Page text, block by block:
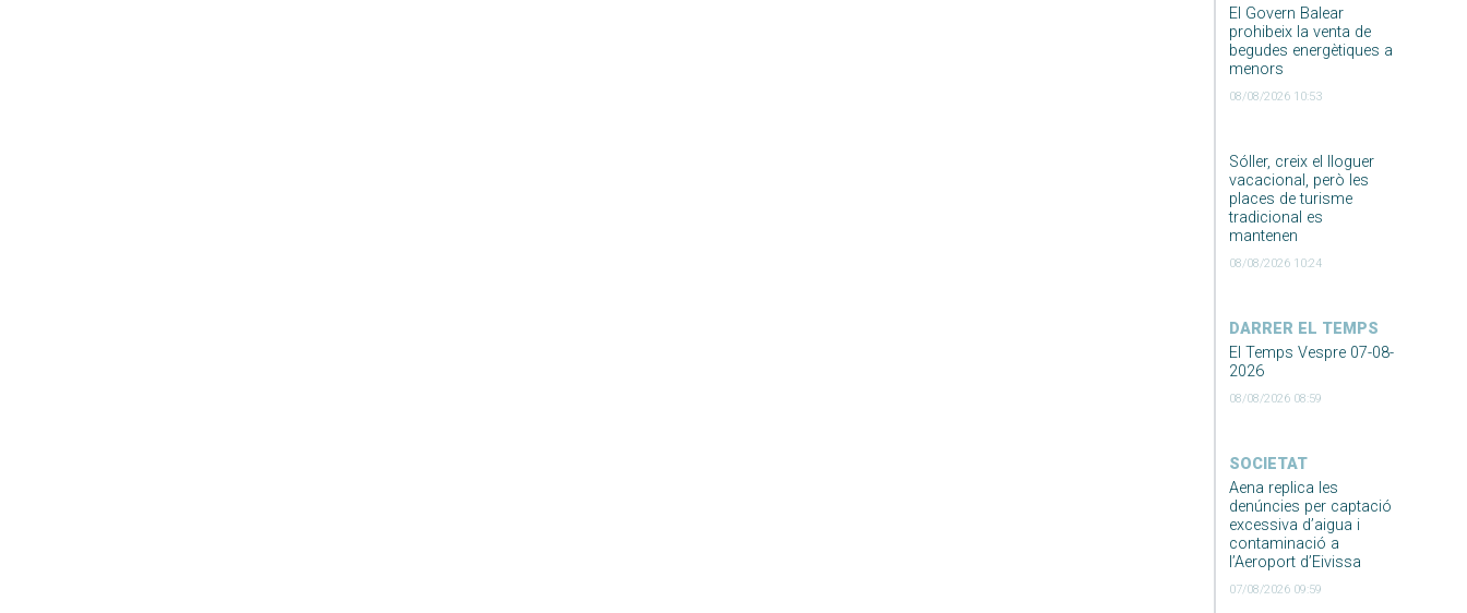
El Govern Balear
prohibeix la venta de
begudes energètiques a
menors
08/08/2026 10:53
Sóller, creix el lloguer
vacacional, però les
places de turisme
tradicional es
mantenen
08/08/2026 10:24
DARRER EL TEMPS
El Temps Vespre 07-08-
2026
08/08/2026 08:59
SOCIETAT
Aena replica les
denúncies per captació
excessiva d’aigua i
contaminació a
l’Aeroport d’Eivissa
07/08/2026 09:59